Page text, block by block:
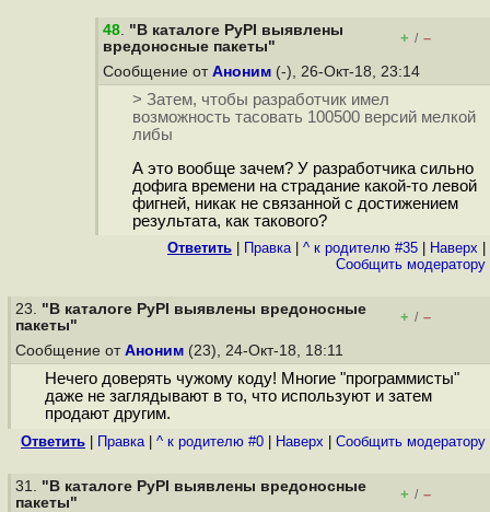
48. "В каталоге PyPI выявлены
вредоносные пакеты"
+ / –
Сообщение от Аноним (-), 26-Окт-18, 23:14
> Затем, чтобы разработчик имел
возможность тасовать 100500 версий мелкой
либы
А это вообще зачем? У разработчика сильно
дофига времени на страдание какой-то левой
фигней, никак не связанной с достижением
результата, как такового?
Ответить Правка| ^ к родителю #35 Наверх
Cообщить модератору
23. "В каталоге PyPI выявлены вредоносные
пакеты"
+ / –
Сообщение от Аноним (23), 24-Окт-18, 18:11
Нечего доверять чужому коду! Многие "программисты"
даже не заглядывают в то, что используют и затем
продают другим.
Ответить Правка| ^ к родителю #0 Наверх Cообщить модератору
31. "В каталоге PyPI выявлены вредоносные
пакеты"
+ / –